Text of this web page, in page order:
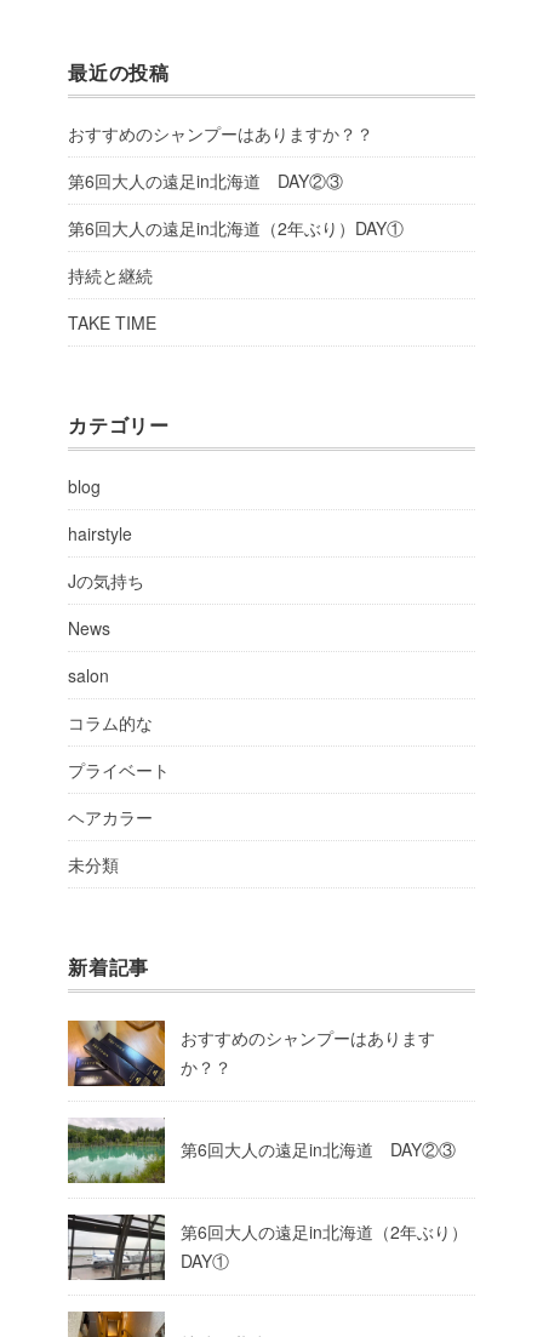
最近の投稿
おすすめのシャンプーはありますか？？
第6回大人の遠足in北海道 DAY②③
第6回大人の遠足in北海道（2年ぶり）DAY①
持続と継続
TAKE TIME
カテゴリー
blog
hairstyle
Jの気持ち
News
salon
コラム的な
プライベート
ヘアカラー
未分類
新着記事
おすすめのシャンプーはあります
か？？
第6回大人の遠足in北海道 DAY②③
第6回大人の遠足in北海道（2年ぶり）
DAY①